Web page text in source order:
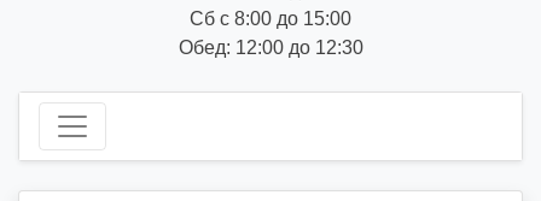
Сб с 8:00 до 15:00
Обед: 12:00 до 12:30